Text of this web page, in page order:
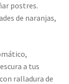
postres.
de naranjas,
a tus
ralladura de